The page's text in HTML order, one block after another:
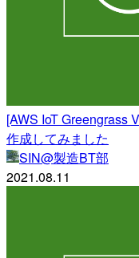
[AWS IoT Greengrass
作成してみました
SIN@製造BT部
2021.08.11